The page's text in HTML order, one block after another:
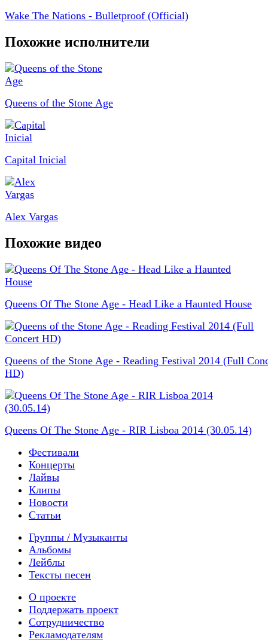
Wake The Nations - Bulletproof (Official)
Похожие исполнители
Queens of the Stone Age
Capital Inicial
Alex Vargas
Похожие видео
Queens Of The Stone Age - Head Like a Haunted House
Queens of the Stone Age - Reading Festival 2014 (Full
HD)
Queens Of The Stone Age - RIR Lisboa 2014 (30.05.14)
Фестивали
Концерты
Лайвы
Клипы
Новости
Статьи
Группы / Музыканты
Альбомы
Лейблы
Тексты песен
О проекте
Поддержать проект
Сотрудничество
Рекламодателям